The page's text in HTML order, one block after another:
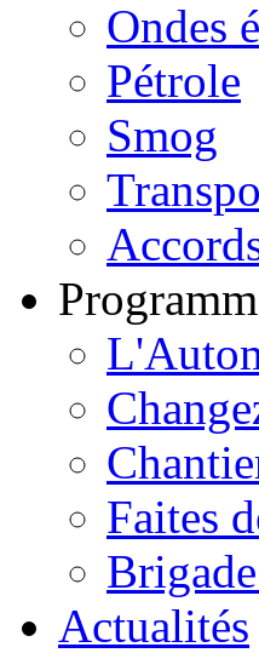
Ondes
Pétrole
Smog
Faites
Actualités